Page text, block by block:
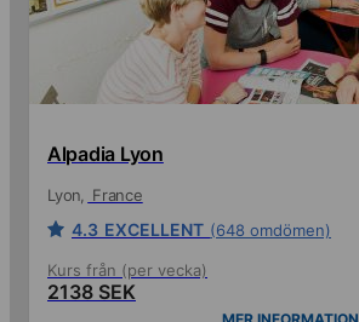
Alpadia Lyon
Lyon France
4.3 EXCELLENT (648 omdömen)
Kurs från (per vecka)
2138 SEK